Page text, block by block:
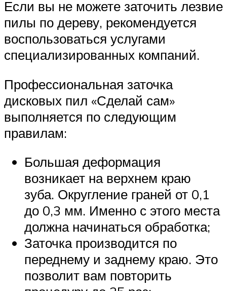
Если вы не можете заточить лезвие
пилы по дереву, рекомендуется
воспользоваться услугами
специализированных компаний.
Профессиональная заточка
дисковых пил «Сделай сам»
выполняется по следующим
правилам:
Большая деформация
возникает на верхнем краю
зуба. Округление граней от 0,1
до 0,3 мм. Именно с этого места
должна начинаться обработка;
Заточка производится по
переднему и заднему краю. Это
позволит вам повторить